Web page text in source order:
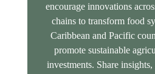
encourage innovations
chains to transform food
Caribbean and Pacific
promote sustainable
investments. Share